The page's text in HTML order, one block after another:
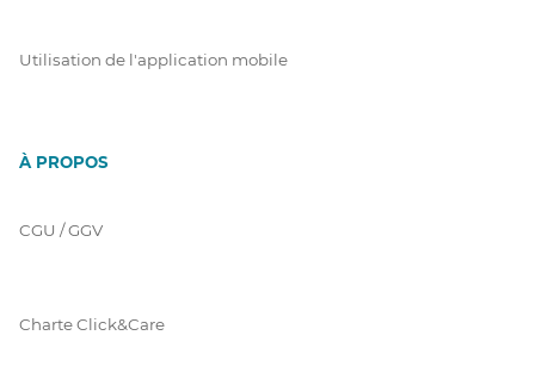
Utilisation de l'application mobile
À PROPOS
CGU / GGV
Charte Click&Care